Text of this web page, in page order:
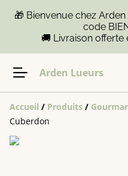
🎁 Bienvenue chez
code
🚚 Livraison
Arden Lueurs
Accueil / Produits /
Cuberdon